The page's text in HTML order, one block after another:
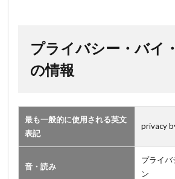
プラ
シ
イ・
デザ
報
プライバシー・バイ
の情報
最も一般的に使用される英文
表記
privacy
音・読み
プライバ
ン